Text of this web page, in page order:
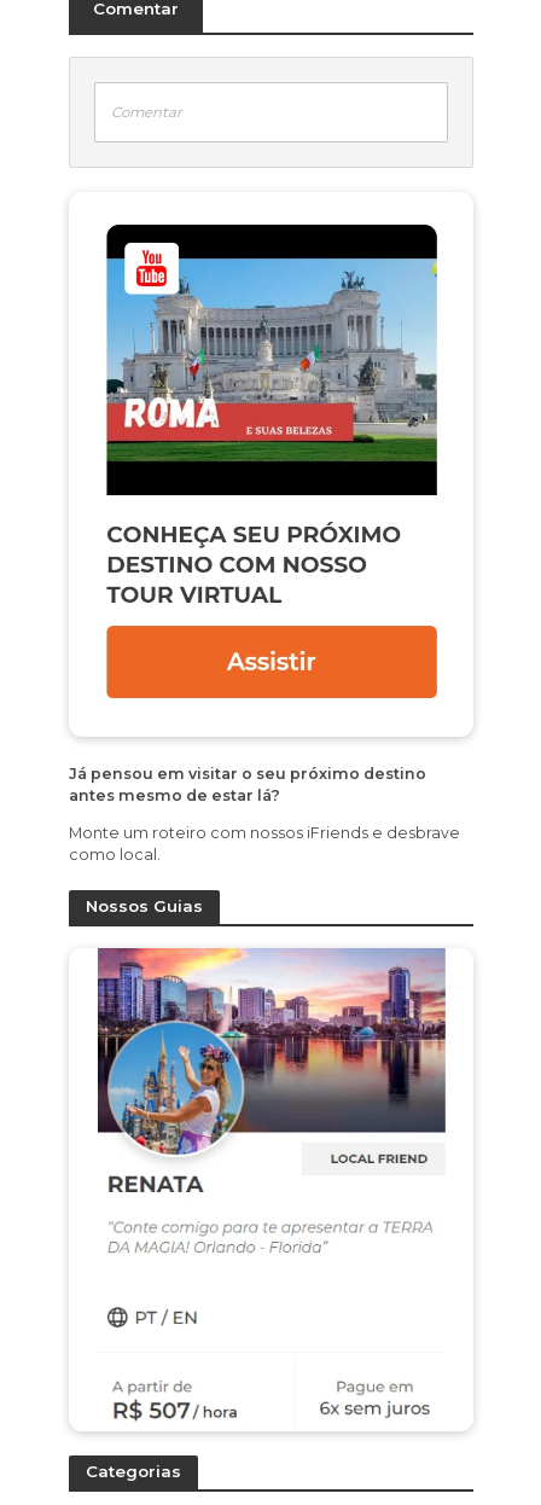
Comentar
Comentar
Já pensou em visitar o seu próximo destino
antes mesmo de estar lá?
Monte um roteiro com nossos iFriends e desbrave
como local.
Nossos Guias
Categorias